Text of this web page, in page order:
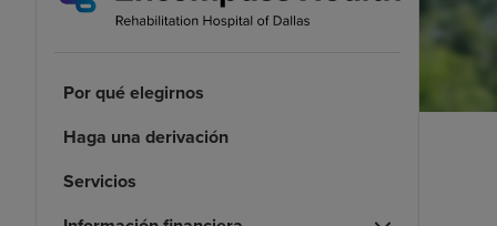
Por qué elegirnos
Haga una derivación
Servicios